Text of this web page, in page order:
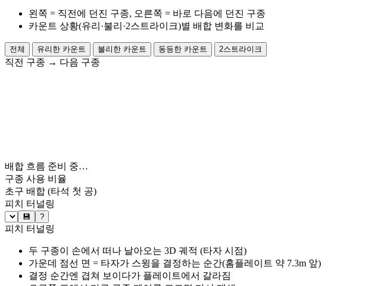
왼쪽 = 직전에 던진 구종, 오른쪽 = 바로 다음에 던진 구종
카운트 상황(유리·불리·2스트라이크)별 배합 변화를 비교
전체 유리한 카운트 불리한 카운트 동등한 카운트 2스트라이크
직전 구종 → 다음 구종
배합 흐름 준비 중…
구종 사용 비율
초구 배합 (타석 첫 공)
피치 터널링
💾 ?
피치 터널링
두 구종이 손에서 떠나 날아오는 3D 궤적 (타자 시점)
가운데 점선 면 = 타자가 스윙을 결정하는 순간(홈플레이트 약 7.3m 앞)
결정 순간엔 겹쳐 보이다가 플레이트에서 갈라짐